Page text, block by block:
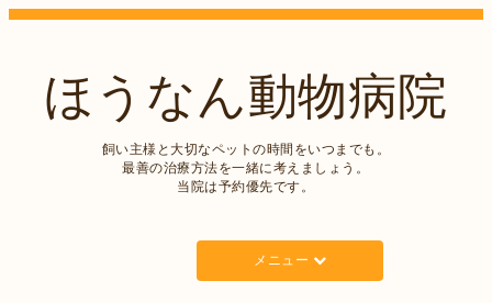
ほうなん動物病院
飼い主様と大切なペットの時間をいつまでも。
最善の治療方法を一緒に考えましょう。
当院は予約優先です。
メニュー